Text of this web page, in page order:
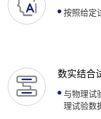
按照给定
数实结合
与物理试
理试验数